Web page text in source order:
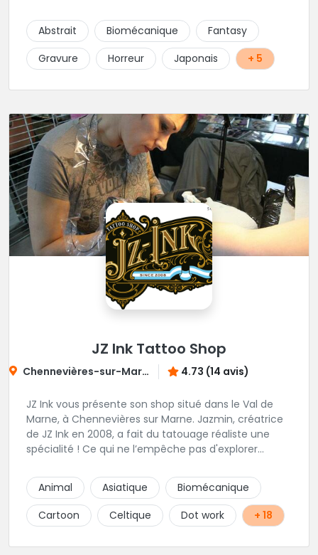
et passages au shop sur rendez-vous également.
Abstrait Biomécanique
Fantasy
Gravure
Horreur Japonais + 5
JZ Ink Tattoo Shop
Chennevières-sur-Marne 4.73 (14 avis)
JZ Ink vous présente son shop situé dans le Val de
Marne, à Chennevières sur Marne. Jazmin, créatrice
de JZ Ink en 2008, a fait du tatouage réaliste une
spécialité ! Ce qui ne l’empêche pas d'explorer
finesse dans ses traits. A ses côtés, ses acolytes Otis
& Scylla sauront donner vie a vos projets
personnalisés et s'épanouissent dans un style
mêlant japonais, cartoon et illustrations. Sur place et
Animal Asiatique
Biomécanique
Cartoon
Celtique Dot work + 18